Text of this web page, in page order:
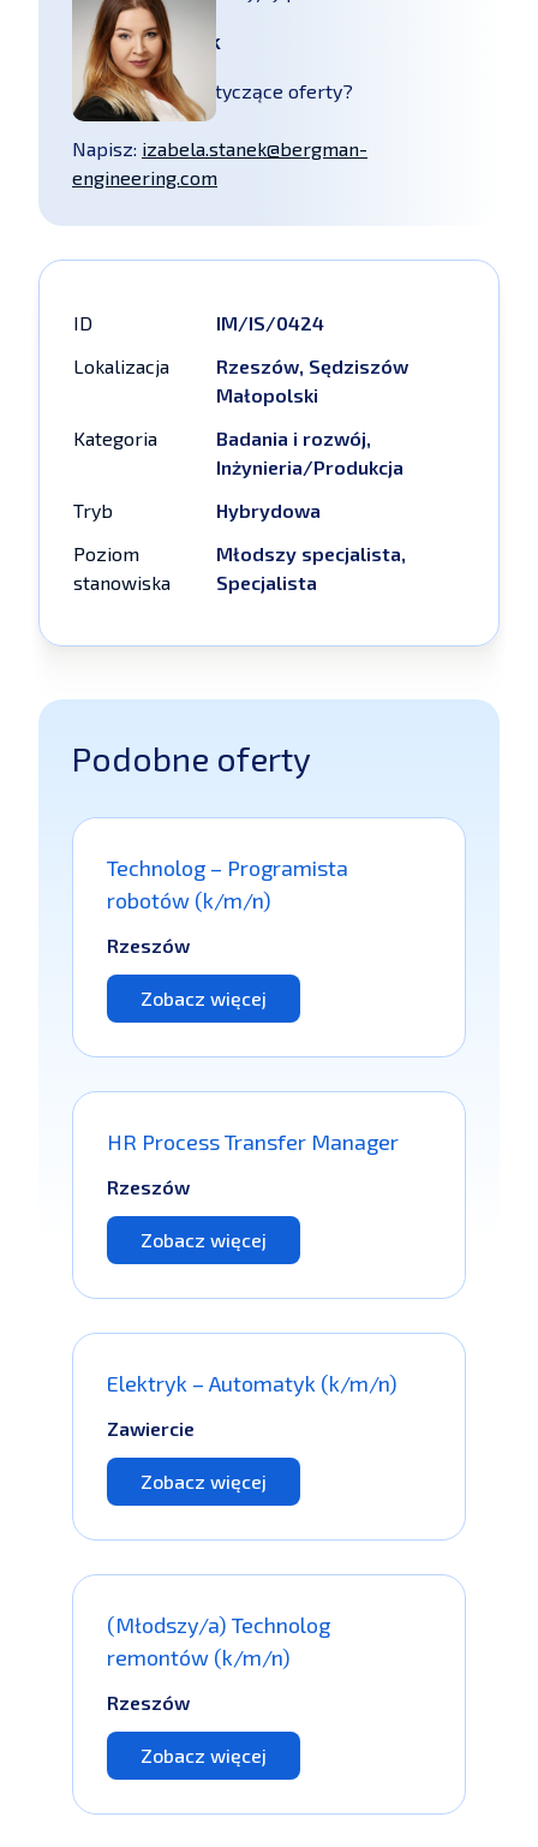
Izabela Stanek
Masz pytania dotyczące oferty?
Napisz: izabela.stanek@bergman-
engineering.com
ID
IM/IS/0424
Lokalizacja
Rzeszów, Sędziszów
Małopolski
Kategoria
Badania i rozwój,
Inżynieria/Produkcja
Tryb
Hybrydowa
Poziom
stanowiska
Młodszy specjalista,
Specjalista
Podobne oferty
Technolog – Programista
robotów (k/m/n)
Rzeszów
Zobacz więcej
HR Process Transfer Manager
Rzeszów
Zobacz więcej
Elektryk – Automatyk (k/m/n)
Zawiercie
Zobacz więcej
(Młodszy/a) Technolog
remontów (k/m/n)
Rzeszów
Zobacz więcej